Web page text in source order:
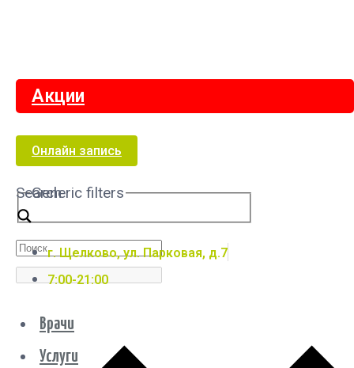
Акции
Онлайн запись
Search
Generic filters
г. Щелково, ул. Парковая, д.7
7:00-21:00
Врачи
Услуги